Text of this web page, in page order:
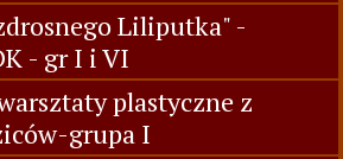
Liliputka" -
- gr I i VI
plastyczne z
grupa I